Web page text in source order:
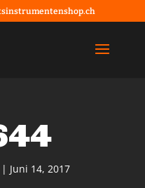
| Juni 14, 2017